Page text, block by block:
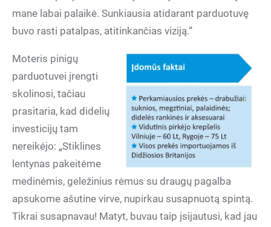
mane labai palaikė. Sunkiausia atidarant parduotuvę
buvo rasti patalpas, atitinkančias viziją.“
Moteris pinigų
parduotuvei įrengti
skolinosi, tačiau
prasitaria, kad didelių
investicijų tam
nereikėjo: „Stiklines
lentynas pakeitėme
medinėmis, geležinius rėmus su draugų pagalba
apsukome ašutine virve, nupirkau susapnuotą spintą.
Tikrai susapnavau! Matyt, buvau taip įsijautusi, kad jau